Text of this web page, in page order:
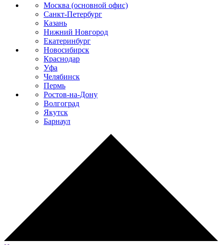
Москва (основной офис)
Санкт-Петербург
Казань
Нижний Новгород
Екатеринбург
Новосибирск
Краснодар
Уфа
Челябинск
Пермь
Ростов-на-Дону
Волгоград
Якутск
Барнаул